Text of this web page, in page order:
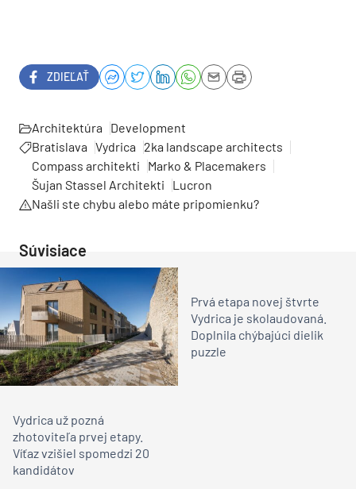
ZDIEĽAŤ
Architektúra
Development
Bratislava Vydrica
2ka landscape architects
Compass architekti
Marko & Placemakers
Šujan Stassel Architekti
Lucron
Našli ste chybu alebo máte pripomienku?
Súvisiace
Prvá etapa novej štvrte
Vydrica je skolaudovaná.
Doplnila chýbajúci dielik
puzzle
Vydrica už pozná
zhotoviteľa prvej etapy.
Víťaz vzišiel spomedzi 20
kandidátov